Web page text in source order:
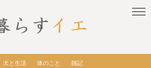
犬と生活 体のこと 雑記